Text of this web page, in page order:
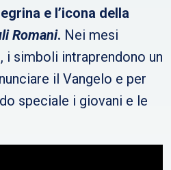
e l’icona della
Romani. Nei mesi
i simboli intraprendono un
il Vangelo e per
speciale i giovani e le